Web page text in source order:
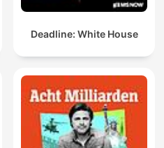
Deadline: White House